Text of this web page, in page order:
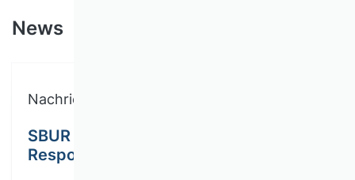
News
Nachricht
SBUR Call for Papers: Collection on
Responsible Innovation